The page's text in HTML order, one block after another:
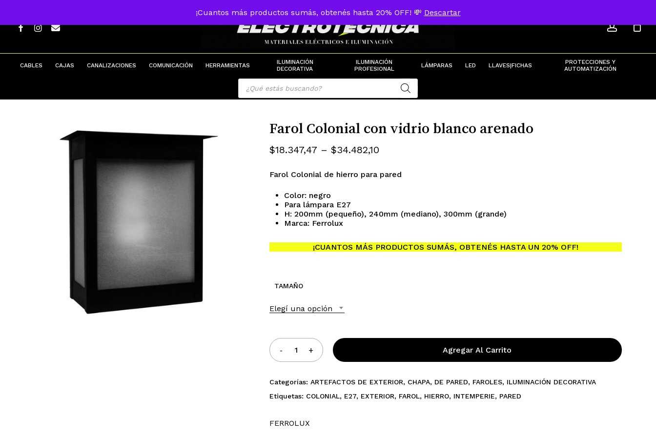
¡Cuantos más productos sumás, obtenés hasta 20% OFF! 💸 Descartar
main
content
FACEBOOKINSTAGRAM
EMAIL
CABLES CAJAS CANALIZACIONES COMUNICACIÓN HERRAMIENTAS
ILUMINACIÓN
DECORATIVA
ILUMINACIÓN
PROFESIONAL
LÁMPARAS LED LLAVES|FICHAS
PROTECCIONES Y
AUTOMATIZACIÓN
Cart Cart
Products
search
Farol Colonial con vidrio blanco arenado
$18.347,47 – $34.482,10Rango
precios:
$18.347,47
Farol Colonial de hierro para pared
Color: negro
Para lámpara E27
H: 200mm (pequeño), 240mm (mediano), 300mm (grande)
Marca: Ferrolux
¡CUANTOS MÁS PRODUCTOS SUMÁS, OBTENÉS HASTA UN 20% OFF!
TAMAÑO
Elegí una opción
Agregar Al Carrito
Categorías: ARTEFACTOS DE EXTERIOR, CHAPA, DE PARED, FAROLES, ILUMINACIÓN DECORATIVA
Etiquetas: COLONIAL, E27, EXTERIOR, FAROL, HIERRO, INTEMPERIE, PARED
FERROLUX